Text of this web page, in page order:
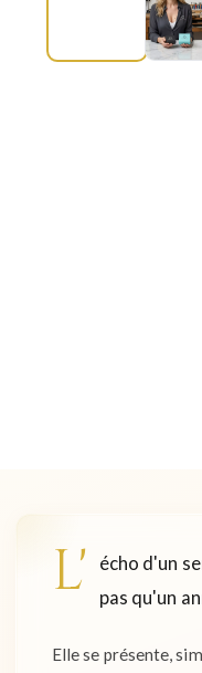
L'
écho d'un
pas qu'un
Elle se présente,